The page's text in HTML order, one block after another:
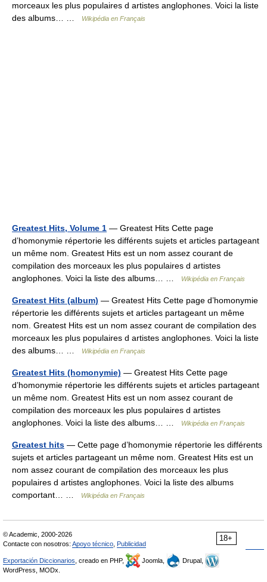
morceaux les plus populaires d artistes anglophones. Voici la liste
des albums… …
Wikipédia en Français
Greatest Hits, Volume 1 — Greatest Hits Cette page
d’homonymie répertorie les différents sujets et articles partageant
un même nom. Greatest Hits est un nom assez courant de
compilation des morceaux les plus populaires d artistes
anglophones. Voici la liste des albums… …
Wikipédia en Français
Greatest Hits (album) — Greatest Hits Cette page d’homonymie
répertorie les différents sujets et articles partageant un même
nom. Greatest Hits est un nom assez courant de compilation des
morceaux les plus populaires d artistes anglophones. Voici la liste
des albums… …
Wikipédia en Français
Greatest Hits (homonymie) — Greatest Hits Cette page
d’homonymie répertorie les différents sujets et articles partageant
un même nom. Greatest Hits est un nom assez courant de
compilation des morceaux les plus populaires d artistes
anglophones. Voici la liste des albums… …
Wikipédia en Français
Greatest hits — Cette page d’homonymie répertorie les différents
sujets et articles partageant un même nom. Greatest Hits est un
nom assez courant de compilation des morceaux les plus
populaires d artistes anglophones. Voici la liste des albums
comportant… …
Wikipédia en Français
18+
© Academic, 2000-2026
Contacte con nosotros: Apoyo técnico Publicidad
Exportación Diccionarios , creado en PHP, Joomla,
Drupal,
WordPress, MODx.